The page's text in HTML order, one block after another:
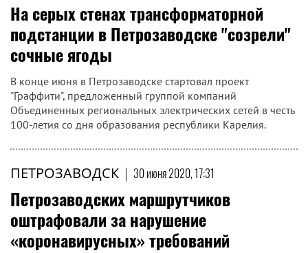
На серых стенах трансформаторной
подстанции в Петрозаводске "созрели"
сочные ягоды
В конце июня в Петрозаводске стартовал проект
"Граффити", предложенный группой компаний
Объединенных региональных электрических сетей в честь
100-летия со дня образования республики Карелия.
ПЕТРОЗАВОДСК | 30 июня 2020, 17:31
Петрозаводских маршрутчиков
оштрафовали за нарушение
«коронавирусных» требований